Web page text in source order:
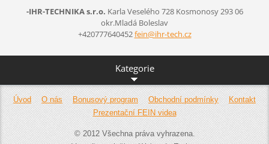
-IHR-TECHNIKA s.r.o. Karla Veselého 728Kosmonosy293 06
okr.Mladá Boleslav
+420777640452fein@ihr-tech.cz
Kategorie
Úvod O nás Bonusový program Obchodní podmínky
Kontakt
Prezentační FEIN videa
© 2012 Všechna práva vyhrazena.